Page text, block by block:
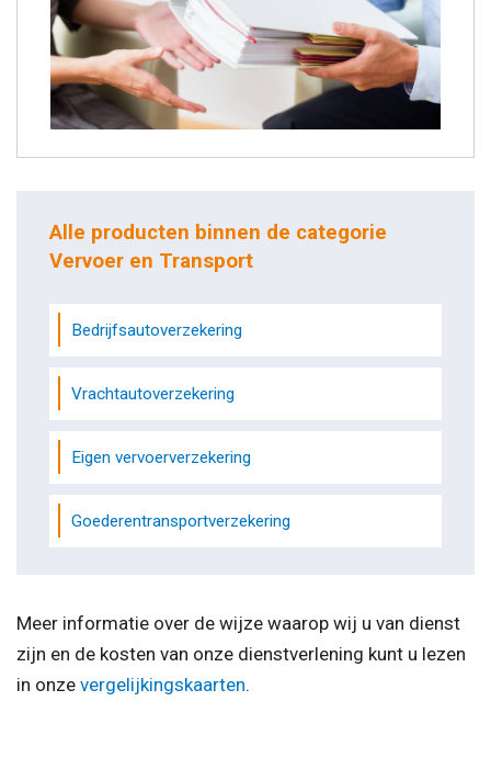
Alle producten binnen de categorie
Vervoer en Transport
Bedrijfsautoverzekering
Vrachtautoverzekering
Eigen vervoerverzekering
Goederentransportverzekering
Meer informatie over de wijze waarop wij u van dienst
zijn en de kosten van onze dienstverlening kunt u lezen
in onze vergelijkingskaarten.